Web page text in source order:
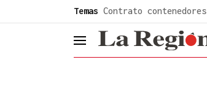
Temas Contrato contenedores
header.menu.open